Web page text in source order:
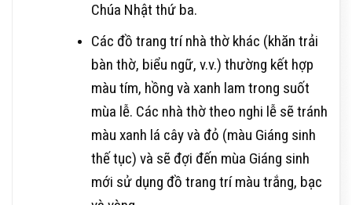
Chúa Nhật thứ ba.
Các đồ trang trí nhà thờ khác (khăn trải
bàn thờ, biểu ngữ, v.v.) thường kết hợp
màu tím, hồng và xanh lam trong suốt
mùa lễ. Các nhà thờ theo nghi lễ sẽ tránh
màu xanh lá cây và đỏ (màu Giáng sinh
thế tục) và sẽ đợi đến mùa Giáng sinh
mới sử dụng đồ trang trí màu trắng, bạc